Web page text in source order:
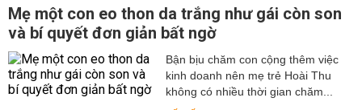
Mẹ một con eo thon da trắng như gái còn son
và bí quyết đơn giản bất ngờ
Bận bịu chăm con cộng thêm việc
kinh doanh nên mẹ trẻ Hoài Thu
không có nhiều thời gian chăm...